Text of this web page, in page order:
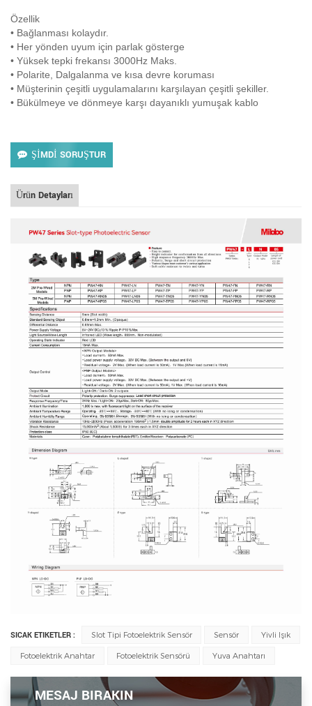
Özellik
• Bağlanması kolaydır.
• Her yönden uyum için parlak gösterge
• Yüksek tepki frekansı 3000Hz Maks.
• Polarite, Dalgalanma ve kısa devre koruması
• Müşterinin çeşitli uygulamalarını karşılayan çeşitli şekiller.
• Bükülmeye ve dönmeye karşı dayanıklı yumuşak kablo
ŞİMDİ SORUŞTUR
Ürün Detayları
SICAK ETIKETLER : Slot Tipi Fotoelektrik Sensör Sensör Yivli Işık
Fotoelektrik Anahtar Fotoelektrik Sensörü Yuva Anahtarı
MESAJ BIRAKIN